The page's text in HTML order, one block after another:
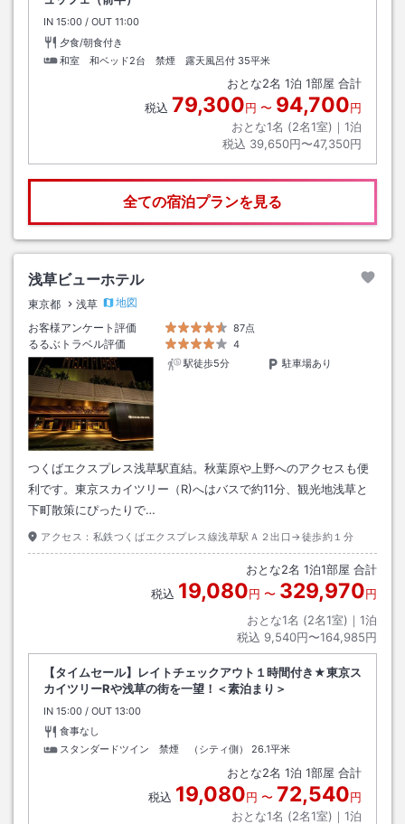
IN チェックイン
15:00 / OUT チェックアウト
11:00
夕食/朝食付き
和室 和ベッド2台 禁煙 露天風呂付 35平米
おとな2名 1泊 1部屋 合計
税込 79,300円 〜 94,700円
おとな1名 (2名1室)｜ 1泊
税込 39,650円〜47,350円
全ての宿泊プランを見る
浅草ビューホテル
東京都 浅草
地図
お客様アンケート評価
87点
るるぶトラベル評価
4
駅徒歩5分
駐車場あり
つくばエクスプレス浅草駅直結。秋葉原や上野へのアクセスも便
利です。東京スカイツリー（R)へはバスで約11分、観光地浅草と
下町散策にぴったりで…
アクセス： 私鉄つくばエクスプレス線浅草駅Ａ２出口→徒歩約１分
おとな2名 1泊1部屋 合計
税込 19,080円 〜 329,970円
おとな1名 (2名1室)｜ 1泊
税込 9,540円〜164,985円
【タイムセール】レイトチェックアウト１時間付き★東京ス
カイツリーRや浅草の街を一望！＜素泊まり＞
IN チェックイン
15:00 / OUT チェックアウト
13:00
食事なし
スタンダードツイン 禁煙 （シティ側）
26.1平米
おとな2名 1泊 1部屋 合計
税込 19,080円 〜 72,540円
おとな1名 (2名1室)｜ 1泊